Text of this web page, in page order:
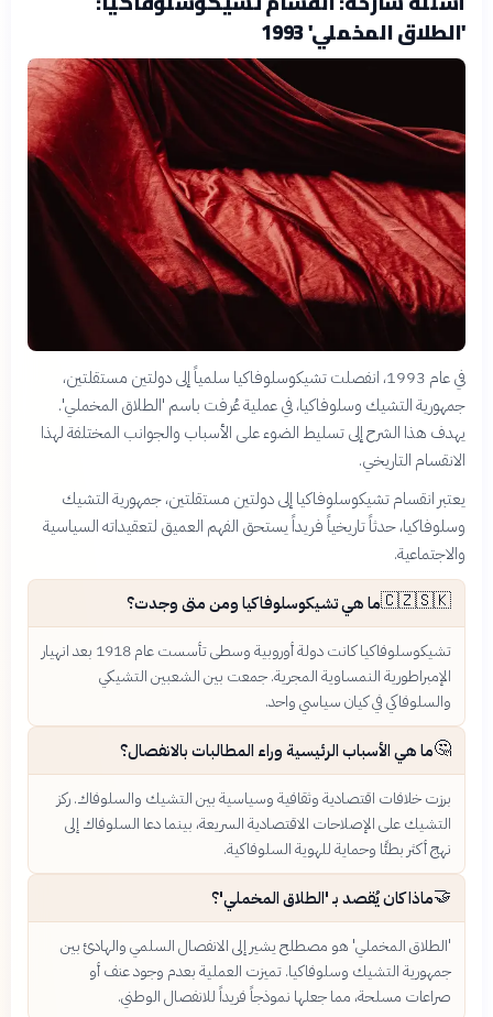
'الطلاق المخملي' 1993
في عام 1993، انفصلت تشيكوسلوفاكيا سلمياً إلى دولتين مستقلتين،
جمهورية التشيك وسلوفاكيا، في عملية عُرفت باسم 'الطلاق المخملي'.
يهدف هذا الشرح إلى تسليط الضوء على الأسباب والجوانب المختلفة لهذا
الانقسام التاريخي.
يعتبر انقسام تشيكوسلوفاكيا إلى دولتين مستقلتين، جمهورية التشيك
وسلوفاكيا، حدثاً تاريخياً فريداً يستحق الفهم العميق لتعقيداته السياسية
والاجتماعية.
🇨🇿🇸🇰ما هي تشيكوسلوفاكيا ومن متى وجدت؟
تشيكوسلوفاكيا كانت دولة أوروبية وسطى تأسست عام 1918 بعد انهيار
الإمبراطورية النمساوية المجرية. جمعت بين الشعبين التشيكي
والسلوفاكي في كيان سياسي واحد.
🤔ما هي الأسباب الرئيسية وراء المطالبات بالانفصال؟
برزت خلافات اقتصادية وثقافية وسياسية بين التشيك والسلوفاك. ركز
التشيك على الإصلاحات الاقتصادية السريعة، بينما دعا السلوفاك إلى
نهج أكثر بطئًا وحماية للهوية السلوفاكية.
🤝ماذا كان يُقصد بـ 'الطلاق المخملي'؟
'الطلاق المخملي' هو مصطلح يشير إلى الانفصال السلمي والهادئ بين
جمهورية التشيك وسلوفاكيا. تميزت العملية بعدم وجود عنف أو
صراعات مسلحة، مما جعلها نموذجاً فريداً للانفصال الوطني.